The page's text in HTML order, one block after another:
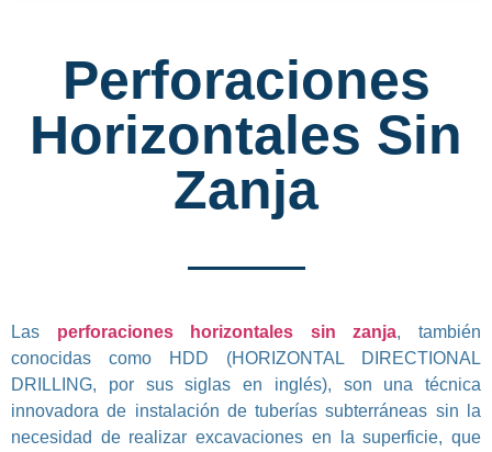
Perforaciones
Horizontales Sin
Zanja
Las perforaciones horizontales sin zanja, también
conocidas como HDD (HORIZONTAL DIRECTIONAL
DRILLING, por sus siglas en inglés), son una técnica
innovadora de instalación de tuberías subterráneas sin la
necesidad de realizar excavaciones en la superficie, que